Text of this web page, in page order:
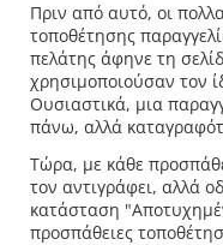
Πριν από αυτό, οι
τοποθέτησης
πελάτης άφηνε τη
χρησιμοποιούσαν τον
Ουσιαστικά, μια
πάνω, αλλά
Τώρα, με κάθε
τον αντιγράφει, αλλά
κατάσταση
προσπάθειες